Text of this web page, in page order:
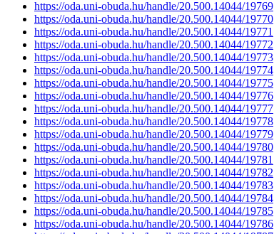
https://oda.uni-obuda.hu/handle/20.500.14044/19769
https://oda.uni-obuda.hu/handle/20.500.14044/19770
https://oda.uni-obuda.hu/handle/20.500.14044/19771
https://oda.uni-obuda.hu/handle/20.500.14044/19772
https://oda.uni-obuda.hu/handle/20.500.14044/19773
https://oda.uni-obuda.hu/handle/20.500.14044/19774
https://oda.uni-obuda.hu/handle/20.500.14044/19775
https://oda.uni-obuda.hu/handle/20.500.14044/19776
https://oda.uni-obuda.hu/handle/20.500.14044/19777
https://oda.uni-obuda.hu/handle/20.500.14044/19778
https://oda.uni-obuda.hu/handle/20.500.14044/19779
https://oda.uni-obuda.hu/handle/20.500.14044/19780
https://oda.uni-obuda.hu/handle/20.500.14044/19781
https://oda.uni-obuda.hu/handle/20.500.14044/19782
https://oda.uni-obuda.hu/handle/20.500.14044/19783
https://oda.uni-obuda.hu/handle/20.500.14044/19784
https://oda.uni-obuda.hu/handle/20.500.14044/19785
https://oda.uni-obuda.hu/handle/20.500.14044/19786